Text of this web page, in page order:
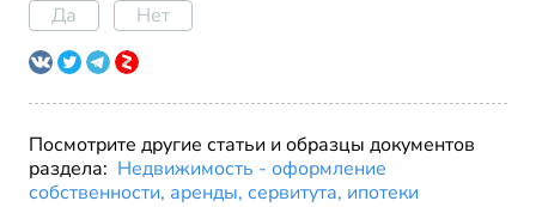
Да
Нет
Посмотрите другие статьи и образцы документов
раздела: Недвижимость - оформление
собственности, аренды, сервитута, ипотеки